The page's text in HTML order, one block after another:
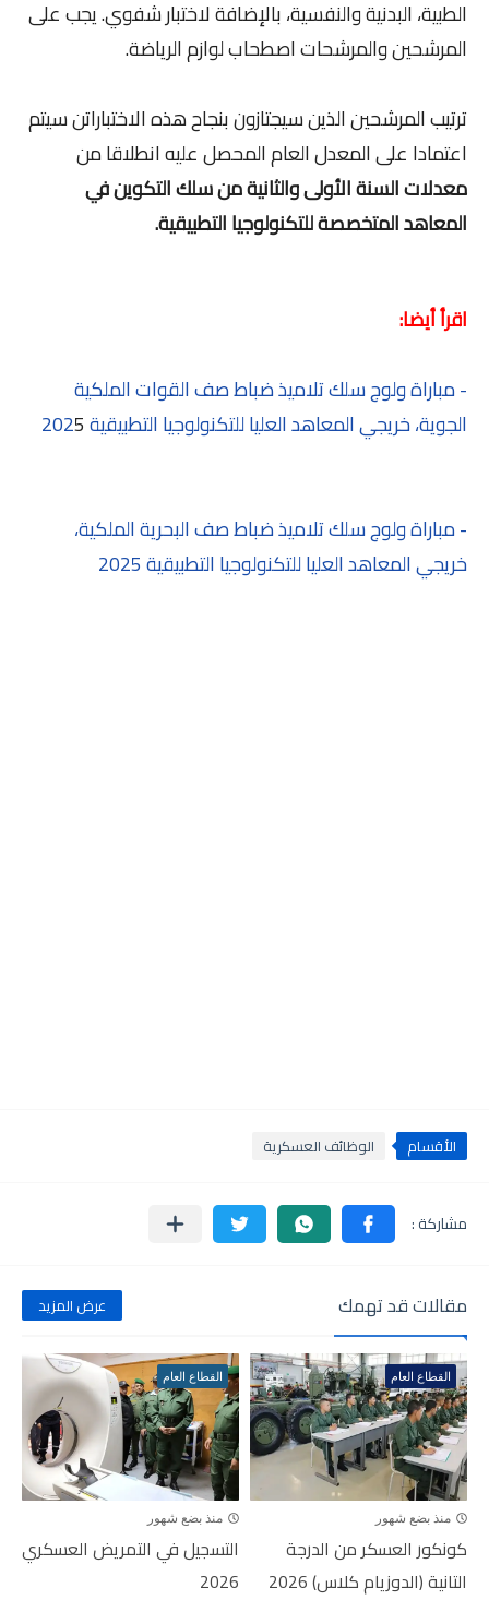
الطبية، البدنية والنفسية، بالإضافة لاختبار شفوي. يجب على
المرشحين والمرشحات اصطحاب لوازم الرياضة.
ترتيب المرشحين الذين سيجتازون بنجاح هذه الاختباراتن سيتم
اعتمادا على المعدل العام المحصل عليه انطلاقا من
معدلات السنة الأولى والثانية من سلك التكوين في
المعاهد المتخصصة للتكنولوجيا التطبيقية.
اقرأ أيضا:
- مباراة ولوج سلك تلاميذ ضباط صف القوات الملكية
الجوية، خريجي المعاهد العليا للتكنولوجيا التطبيقية 2025
- مباراة ولوج سلك تلاميذ ضباط صف البحرية الملكية،
خريجي المعاهد العليا للتكنولوجيا التطبيقية 2025
الأقسام الوظائف العسكرية
مقالات قد تهمك عرض المزيد
القطاع العام
منذ بضع شهور
كونكور العسكر من الدرجة
التانية (الدوزيام كلاس) 2026
القطاع العام
منذ بضع شهور
التسجيل في التمريض العسكري
2026